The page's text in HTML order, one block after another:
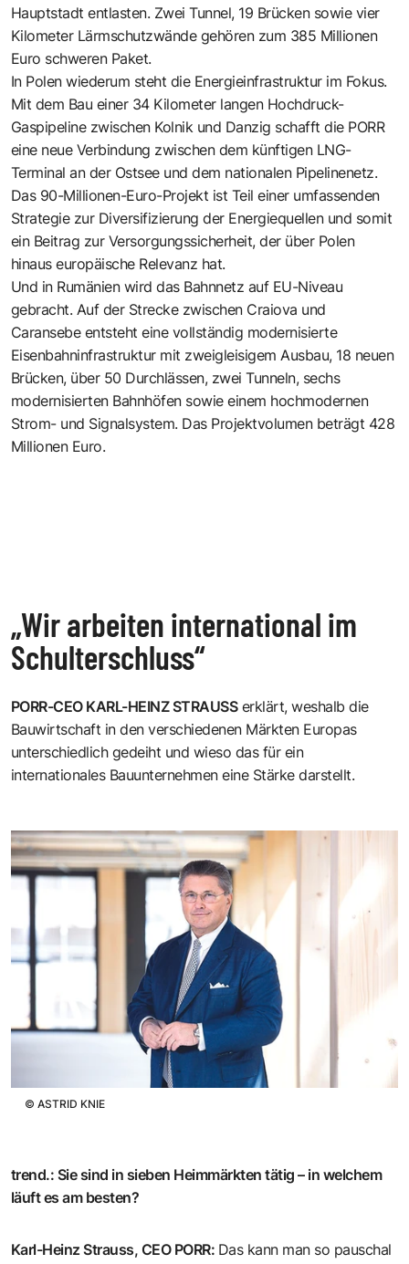
Hauptstadt entlasten. Zwei Tunnel, 19 Brücken sowie vier
Kilometer Lärmschutzwände gehören zum 385 Millionen
Euro schweren Paket.
In Polen wiederum steht die Energieinfrastruktur im Fokus.
Mit dem Bau einer 34 Kilometer langen Hochdruck-
Gaspipeline zwischen Kolnik und Danzig schafft die PORR
eine neue Verbindung zwischen dem künftigen LNG-
Terminal an der Ostsee und dem nationalen Pipelinenetz.
Das 90-Millionen-Euro-Projekt ist Teil einer umfassenden
Strategie zur Diversifizierung der Energiequellen und somit
ein Beitrag zur Versorgungssicherheit, der über Polen
hinaus europäische Relevanz hat.
Und in Rumänien wird das Bahnnetz auf EU-Niveau
gebracht. Auf der Strecke zwischen Craiova und
Caransebe entsteht eine vollständig modernisierte
Eisenbahninfrastruktur mit zweigleisigem Ausbau, 18 neuen
Brücken, über 50 Durchlässen, zwei Tunneln, sechs
modernisierten Bahnhöfen sowie einem hochmodernen
Strom- und Signalsystem. Das Projektvolumen beträgt 428
Millionen Euro.
„Wir arbeiten international im
Schulterschluss“
PORR-CEO KARL-HEINZ STRAUSSerklärt, weshalb die
Bauwirtschaft in den verschiedenen Märkten Europas
unterschiedlich gedeiht und wieso das für ein
internationales Bauunternehmen eine Stärke darstellt.
© ASTRID KNIE
trend.: Sie sind in sieben Heimmärkten tätig – in welchem
läuft es am besten?
Karl-Heinz Strauss, CEO PORR: Das kann man so pauschal